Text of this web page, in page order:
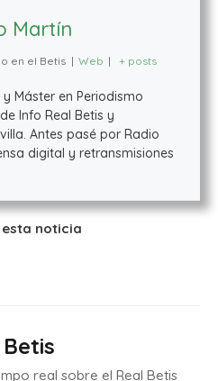
Martín
en el Betis | Web | + posts
Máster en Periodismo
Info Real Betis y
Antes pasé por Radio
digital y retransmisiones
noticia
real sobre el Real Betis